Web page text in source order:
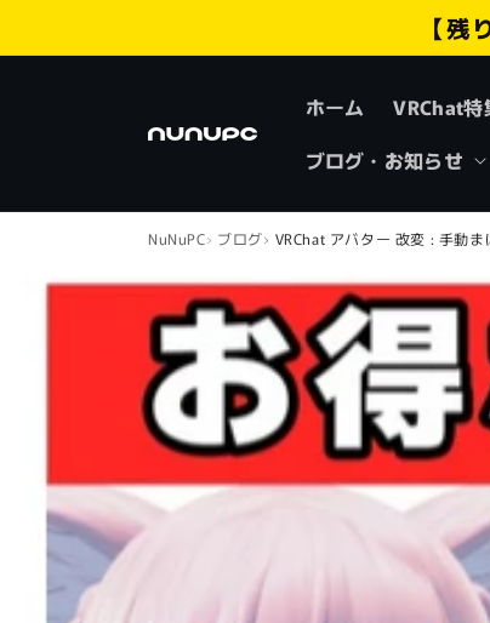
【
ホーム VRChat特
ブログ・お知らせ
NuNuPC ブログ VRChat アバター 改変 : 手動